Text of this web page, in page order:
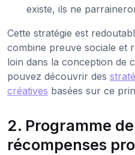
existe, ils ne
Cette stratégie est
combine preuve sociale et
loin dans la conception de
pouvez découvrir des
créatives basées sur ce
2. Programme
récompenses